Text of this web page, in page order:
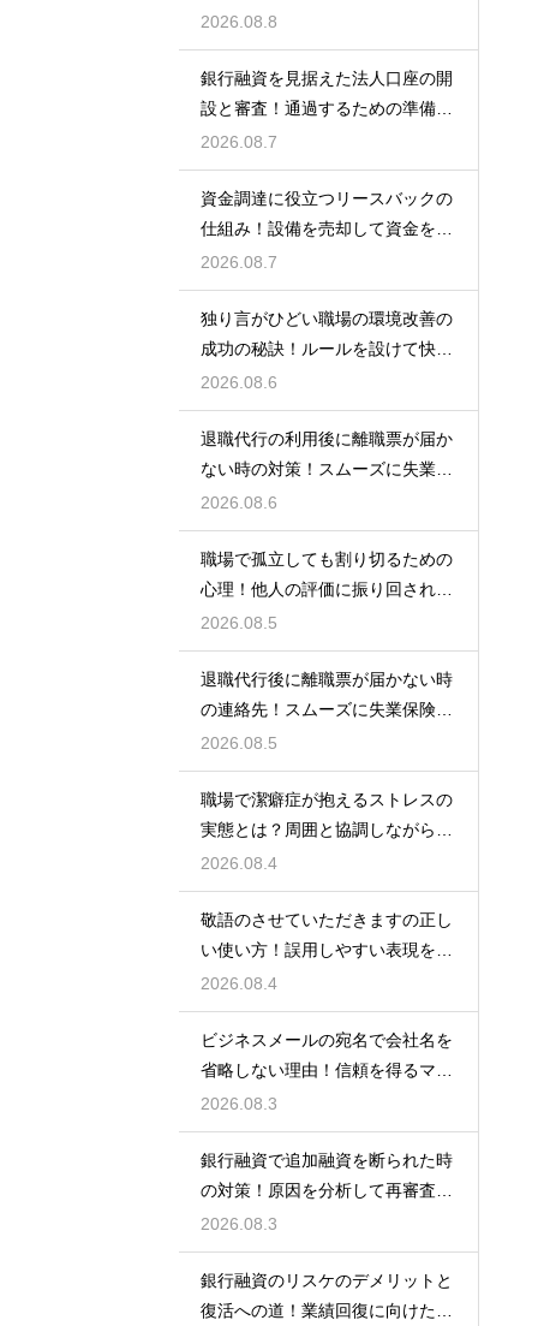
る例文
2026.08.8
銀行融資を見据えた法人口座の開
設と審査！通過するための準備と
ポイント
2026.08.7
資金調達に役立つリースバックの
仕組み！設備を売却して資金を得
る方法
2026.08.7
独り言がひどい職場の環境改善の
成功の秘訣！ルールを設けて快適
な空間を作る
2026.08.6
退職代行の利用後に離職票が届か
ない時の対策！スムーズに失業保
険をもらう
2026.08.6
職場で孤立しても割り切るための
心理！他人の評価に振り回されな
いための術
2026.08.5
退職代行後に離職票が届かない時
の連絡先！スムーズに失業保険を
もらう術
2026.08.5
職場で潔癖症が抱えるストレスの
実態とは？周囲と協調しながら快
適に働く術
2026.08.4
敬語のさせていただきますの正し
い使い方！誤用しやすい表現を理
解する術
2026.08.4
ビジネスメールの宛名で会社名を
省略しない理由！信頼を得るマナ
ー
2026.08.3
銀行融資で追加融資を断られた時
の対策！原因を分析して再審査を
狙う
2026.08.3
銀行融資のリスケのデメリットと
復活への道！業績回復に向けた事